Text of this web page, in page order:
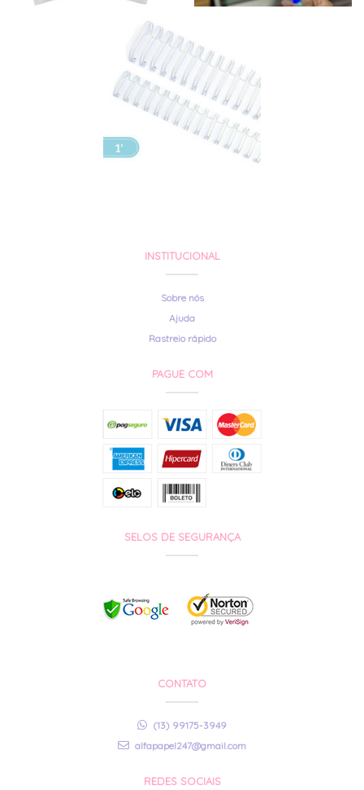
INSTITUCIONAL
Sobre nós
Ajuda
Rastreio rápido
PAGUE COM
SELOS DE SEGURANÇA
CONTATO
(13) 99175-3949
alfapapel247@gmail.com
REDES SOCIAIS